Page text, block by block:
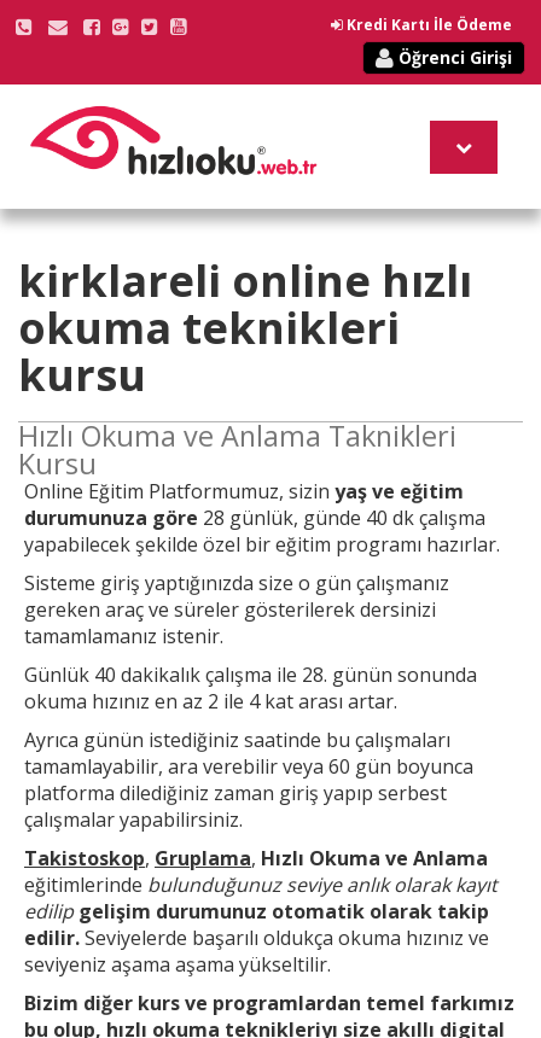
Kredi Kartı İle Ödeme
Öğrenci Girişi
kirklareli online hızlı
okuma teknikleri
kursu
Hızlı Okuma ve Anlama Taknikleri
Kursu
Online Eğitim Platformumuz, sizin yaş ve eğitim
durumunuza göre 28 günlük, günde 40 dk çalışma
yapabilecek şekilde özel bir eğitim programı hazırlar.
Sisteme giriş yaptığınızda size o gün çalışmanız
gereken araç ve süreler gösterilerek dersinizi
tamamlamanız istenir.
Günlük 40 dakikalık çalışma ile 28. günün sonunda
okuma hızınız en az 2 ile 4 kat arası artar.
Ayrıca günün istediğiniz saatinde bu çalışmaları
tamamlayabilir, ara verebilir veya 60 gün boyunca
platforma dilediğiniz zaman giriş yapıp serbest
çalışmalar yapabilirsiniz.
Takistoskop, Gruplama, Hızlı Okuma ve Anlama
eğitimlerinde bulunduğunuz seviye anlık olarak kayıt
edilip gelişim durumunuz otomatik olarak takip
edilir.Seviyelerde başarılı oldukça okuma hızınız ve
seviyeniz aşama aşama yükseltilir.
Bizim diğer kurs ve programlardan temel farkımız
bu olup, hızlı okuma teknikleriyı size akıllı digital